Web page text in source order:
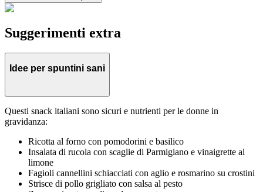
Suggerimenti extra
Idee per spuntini sani
Questi snack italiani sono sicuri e nutrienti per le donne in
gravidanza:
Ricotta al forno con pomodorini e basilico
Insalata di rucola con scaglie di Parmigiano e vinaigrette al
limone
Fagioli cannellini schiacciati con aglio e rosmarino su crostini
Strisce di pollo grigliato con salsa al pesto